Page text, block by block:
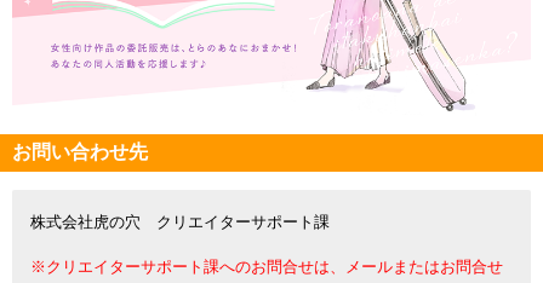
お問い合わせ先
株式会社虎の穴 クリエイターサポート課
※クリエイターサポート課へのお問合せは、メールまたはお問合せ